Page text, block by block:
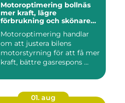
Motoroptimering bollnäs
mer kraft, lägre
förbrukning och skönare
Motoroptimering handlar
om att justera bilens
motorstyrning för att få mer
kraft, bättre gasrespons ...
01. aug